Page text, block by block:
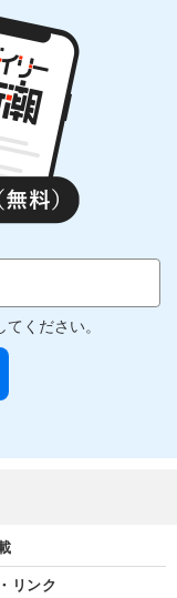
ください。
リンク